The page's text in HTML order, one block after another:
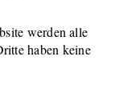
werden alle
haben keine